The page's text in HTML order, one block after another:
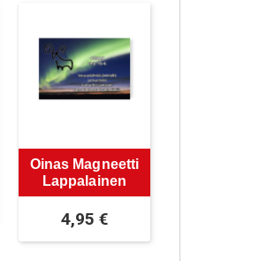
Oinas Magneetti
Lappalainen
4,95 €